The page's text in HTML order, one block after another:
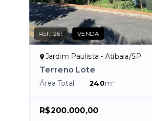
Ref.:261 VENDA
Jardim Paulista - Atibaia/SP
Terreno Lote
Área Total 240m²
R$200.000,00